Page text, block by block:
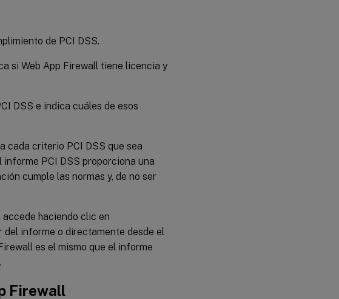
de PCI DSS.
si Web App Firewall tiene licencia y
DSS e indica cuáles de esos
cada criterio PCI DSS que sea
PCI DSS proporciona una
cumple las normas y, de no ser
haciendo clic en
del informe o directamente desde el
es el mismo que el informe
Firewall